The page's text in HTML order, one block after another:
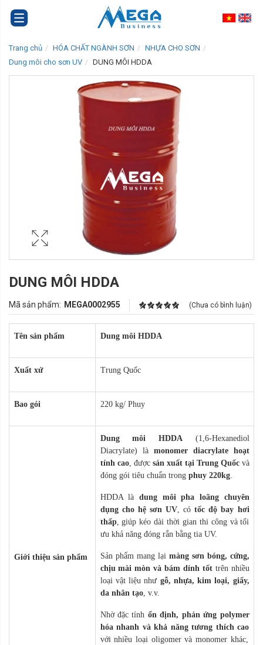
Trang chủ HÓA CHẤT NGÀNH SƠN
NHỰA CHO SƠN
Dung môi cho sơn UV
DUNG MÔI HDDA
DUNG MÔI HDDA
Mã sản phẩm: MEGA0002955 (Chưa có bình luận)
Tên sản phẩm Dung môi HDDA
Xuất xứ Trung Quốc
Bao gói 220 kg/ Phuy
Giới thiệu sản phẩm
Dung môi HDDA(1,6-Hexanediol
Diacrylate) là monomer diacrylate hoạt
tính cao, được sản xuất tại Trung Quốcvà
đóng gói tiêu chuẩn trong phuy 220kg.
HDDA là dung môi pha loãng chuyên
dụng cho hệ sơn UV, cótốc độ bay hơi
thấp, giúp kéo dài thời gian thi công và tối
ưu khả năng đóng rắn bằng tia UV.
Sản phẩm mang lại màng sơn bóng, cứng,
chịu mài mòn và bám dính tốttrên nhiều
loại vật liệu như gỗ, nhựa, kim loại, giấy,
da nhân tạo, v.v.
Nhờ đặc tính ổn định, phản ứng polymer
hóa nhanh và khả năng tương thích cao
với nhiều loại oligomer và monomer khác,